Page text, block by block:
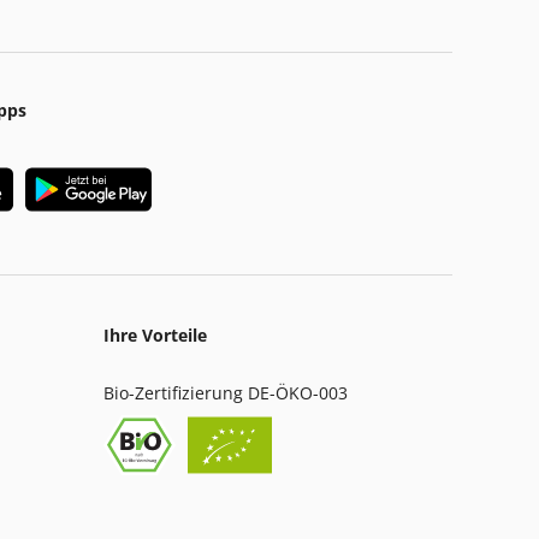
Ihre Vorteile
Bio-Zertifizierung DE-ÖKO-003